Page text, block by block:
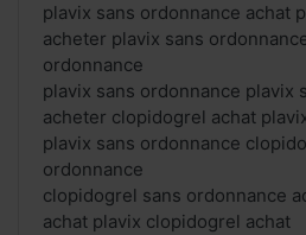
plavix sans ordonnance achat
acheter plavix sans
ordonnance
plavix sans ordonnance plavix
acheter clopidogrel achat
plavix sans ordonnance
ordonnance
clopidogrel sans ordonnance
achat plavix clopidogrel achat